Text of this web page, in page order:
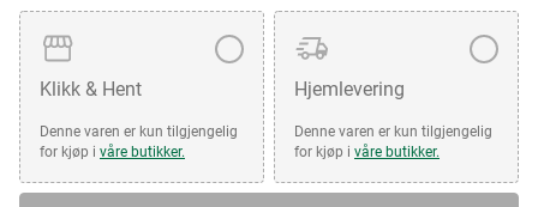
Klikk & Hent
Denne varen er kun tilgjengelig
for kjøp i våre butikker.
Hjemlevering
Denne varen er kun tilgjengelig
for kjøp i våre butikker.